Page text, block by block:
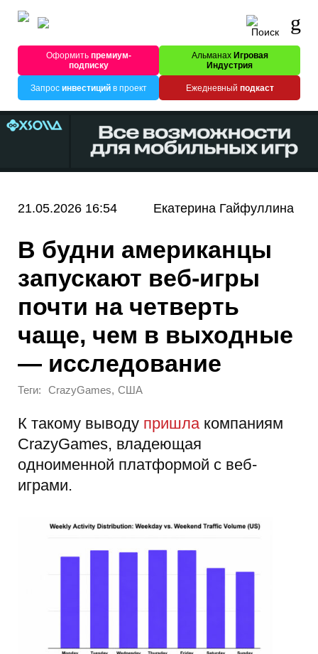
Оформитьпремиум-
подписку
Альманах Игровая
Индустрия
Запрос инвестицийв проект Ежедневный подкаст
21.05.2026 16:54 Екатерина Гайфуллина
В будни американцы
запускают веб-игры
почти на четверть
чаще, чем в выходные
— исследование
Теги: CrazyGames, США
К такому выводу пришла компаниям
CrazyGames, владеющая
одноименной платформой с веб-
играми.